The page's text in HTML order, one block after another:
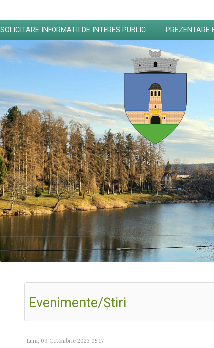
SOLICITARE INFORMATII DE INTERES PUBLIC PREZENTARE
Evenimente/Ştiri
Luni, 09 Octombrie 2023 05:17